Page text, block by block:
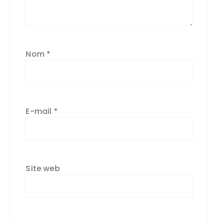
Nom *
E-mail *
Site web